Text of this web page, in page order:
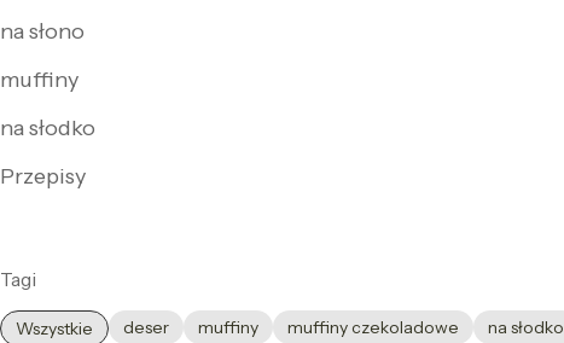
na słono
muffiny
na słodko
Przepisy
Tagi
Wszystkie deser muffiny muffiny czekoladowe na słodko